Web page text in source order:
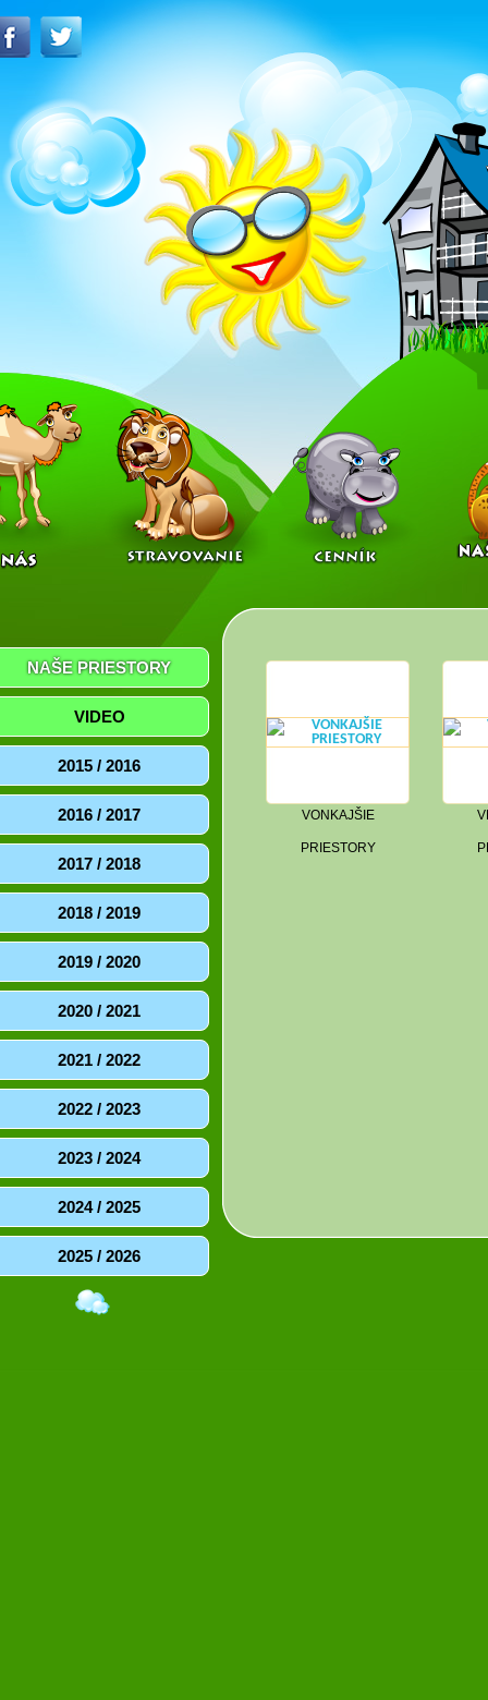
NAŠE PRIESTORY
VIDEO
2015 / 2016
2016 / 2017
2017 / 2018
2018 / 2019
2019 / 2020
2020 / 2021
2021 / 2022
2022 / 2023
2023 / 2024
2024 / 2025
2025 / 2026
VONKAJŠIE
PRIESTORY